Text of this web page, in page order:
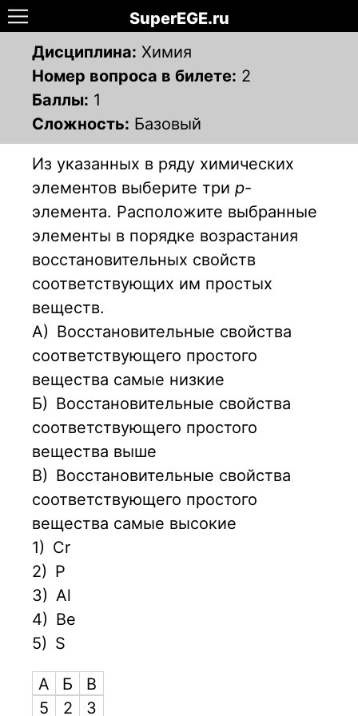
SuperEGE.ru
Дисциплина: Химия
Номер вопроса в билете: 2
Баллы: 1
Сложность: Базовый
Из указанных в ряду химических
элементов выберите три р-
элемента. Расположите выбранные
элементы в порядке возрастания
восстановительных свойств
соответствующих им простых
веществ.
А) Восстановительные свойства
соответствующего простого
вещества самые низкие
Б) Восстановительные свойства
соответствующего простого
вещества выше
В) Восстановительные свойства
соответствующего простого
вещества самые высокие
1) Cr
2) P
3) Al
4) Be
5) S
А Б
В
5
2 3